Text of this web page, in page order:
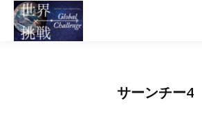
サーンチー4